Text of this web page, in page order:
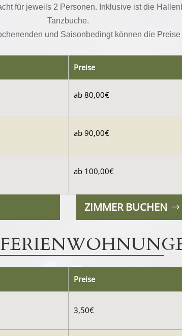
für jeweils 2 Personen. Inklusive ist die
Tanzbuche.
und Saisonbedingt können die
Preise
ab 80,00€
ab 90,00€
ab 100,00€
ZIMMER BUCHEN
Preise
3,50€